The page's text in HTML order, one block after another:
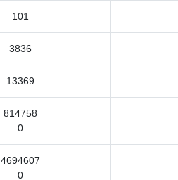
101
3836
13369
814758
0
4694607
0